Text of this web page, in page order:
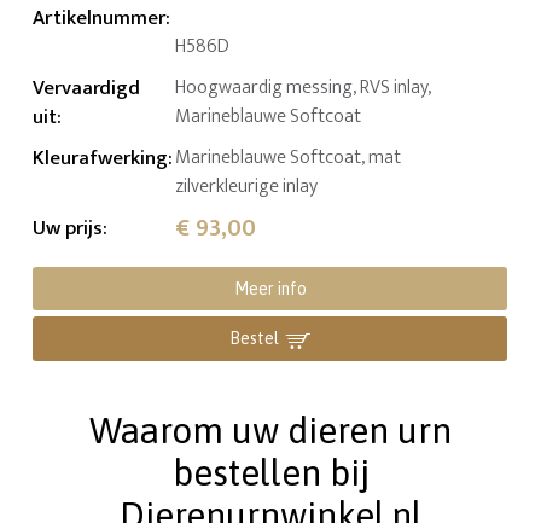
Artikelnummer:
H586D
Vervaardigd
uit:
Hoogwaardig messing, RVS inlay,
Marineblauwe Softcoat
Kleurafwerking:Marineblauwe Softcoat, mat
zilverkleurige inlay
Uw prijs: € 93,00
Meer info
Bestel
Waarom uw dieren urn
bestellen bij